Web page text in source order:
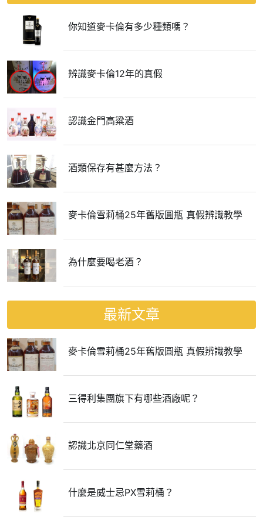
你知道麥卡倫有多少種類嗎？
辨識麥卡倫12年的真假
認識金門高粱酒
酒類保存有甚麼方法？
麥卡倫雪莉桶25年舊版圓瓶 真假辨識教學
為什麼要喝老酒？
最新文章
麥卡倫雪莉桶25年舊版圓瓶 真假辨識教學
三得利集團旗下有哪些酒廠呢？
認識北京同仁堂藥酒
什麼是威士忌PX雪莉桶？